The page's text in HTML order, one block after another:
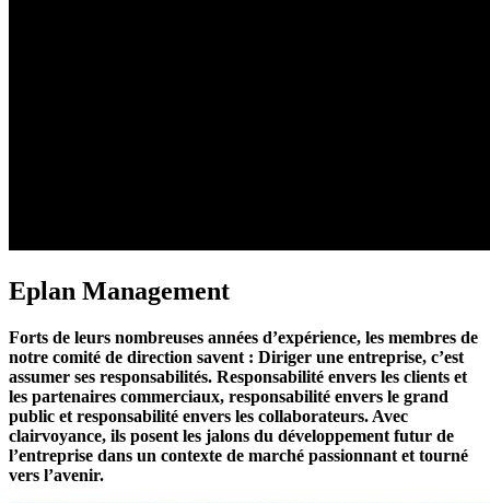
Eplan Management
Forts de leurs nombreuses années d’expérience, les membres de
notre comité de direction savent : Diriger une entreprise, c’est
assumer ses responsabilités. Responsabilité envers les clients et
les partenaires commerciaux, responsabilité envers le grand
public et responsabilité envers les collaborateurs. Avec
clairvoyance, ils posent les jalons du développement futur de
l’entreprise dans un contexte de marché passionnant et tourné
vers l’avenir.